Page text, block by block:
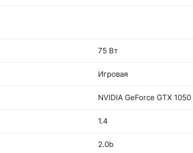
75 Вт
Игровая
NVIDIA GeForce GTX 1050
1.4
2.0b